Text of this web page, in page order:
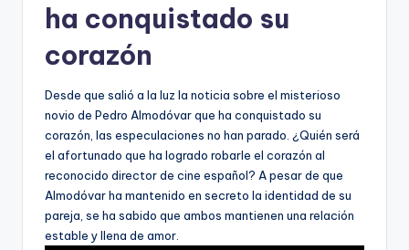
ha conquistado su
corazón
Desde que salió a la luz la noticia sobre el misterioso
novio de Pedro Almodóvar que ha conquistado su
corazón, las especulaciones no han parado. ¿Quién será
el afortunado que ha logrado robarle el corazón al
reconocido director de cine español? A pesar de que
Almodóvar ha mantenido en secreto la identidad de su
pareja, se ha sabido que ambos mantienen una relación
estable y llena de amor.